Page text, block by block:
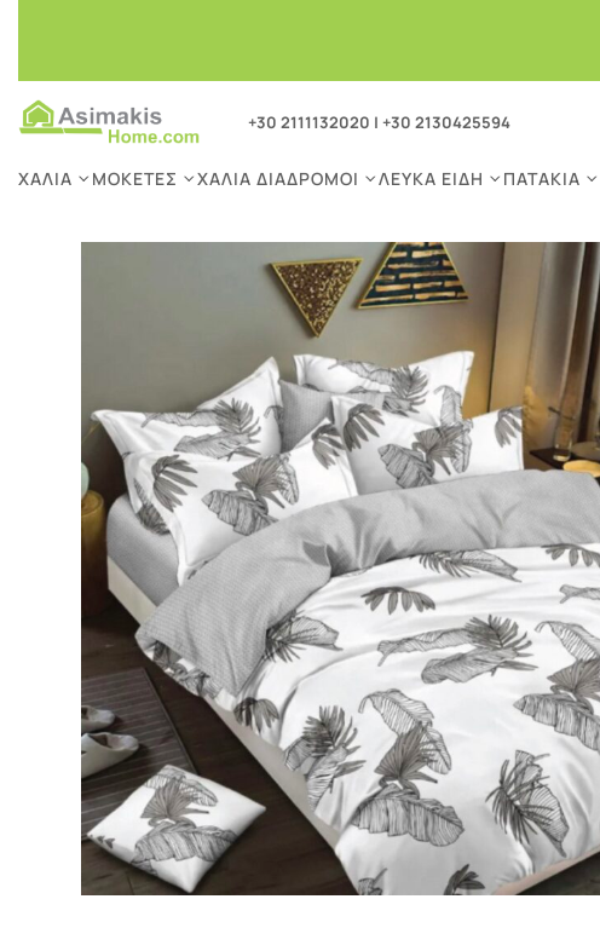
+30 2111132020 | +30 2130425594
ΧΑΛΙΆ ΜΟΚΈΤΕΣ ΧΑΛΙΆ ΔΙΆΔΡΟΜΟΙ ΛΕΥΚΆ ΕΊΔΗ ΠΑΤΆΚΙΑ